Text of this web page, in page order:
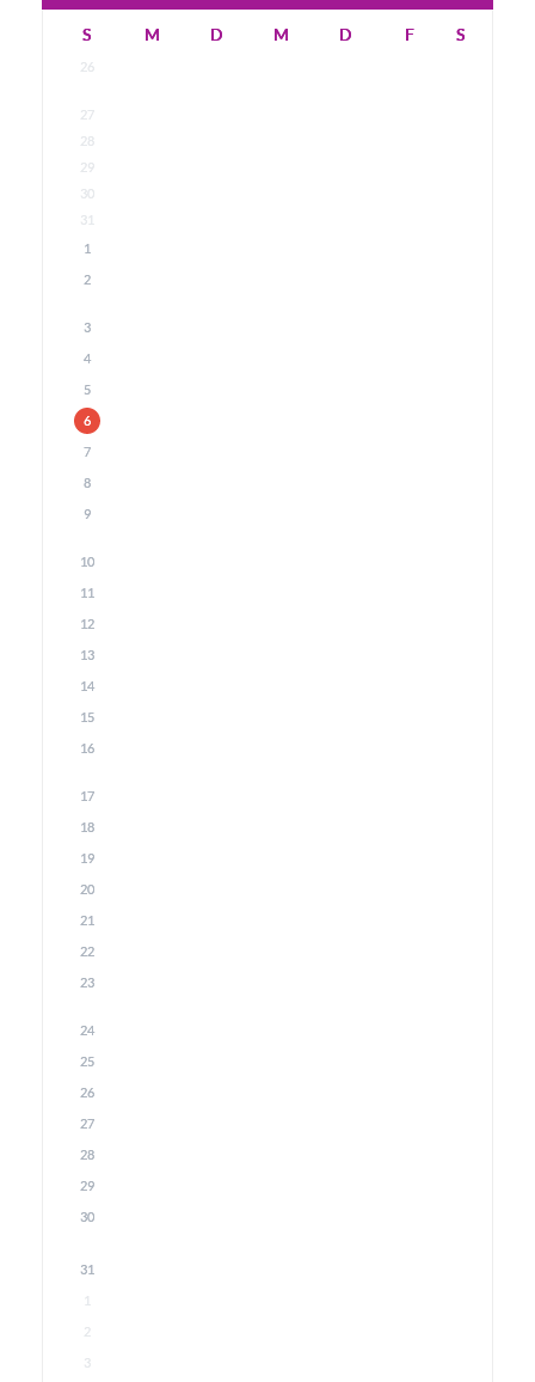
S M D M D F S
26
27
28
29
30
31
1
2
3
4
5
6
7
8
9
10
11
12
13
14
15
16
17
18
19
20
21
22
23
24
25
26
27
28
29
30
31
1
2
3